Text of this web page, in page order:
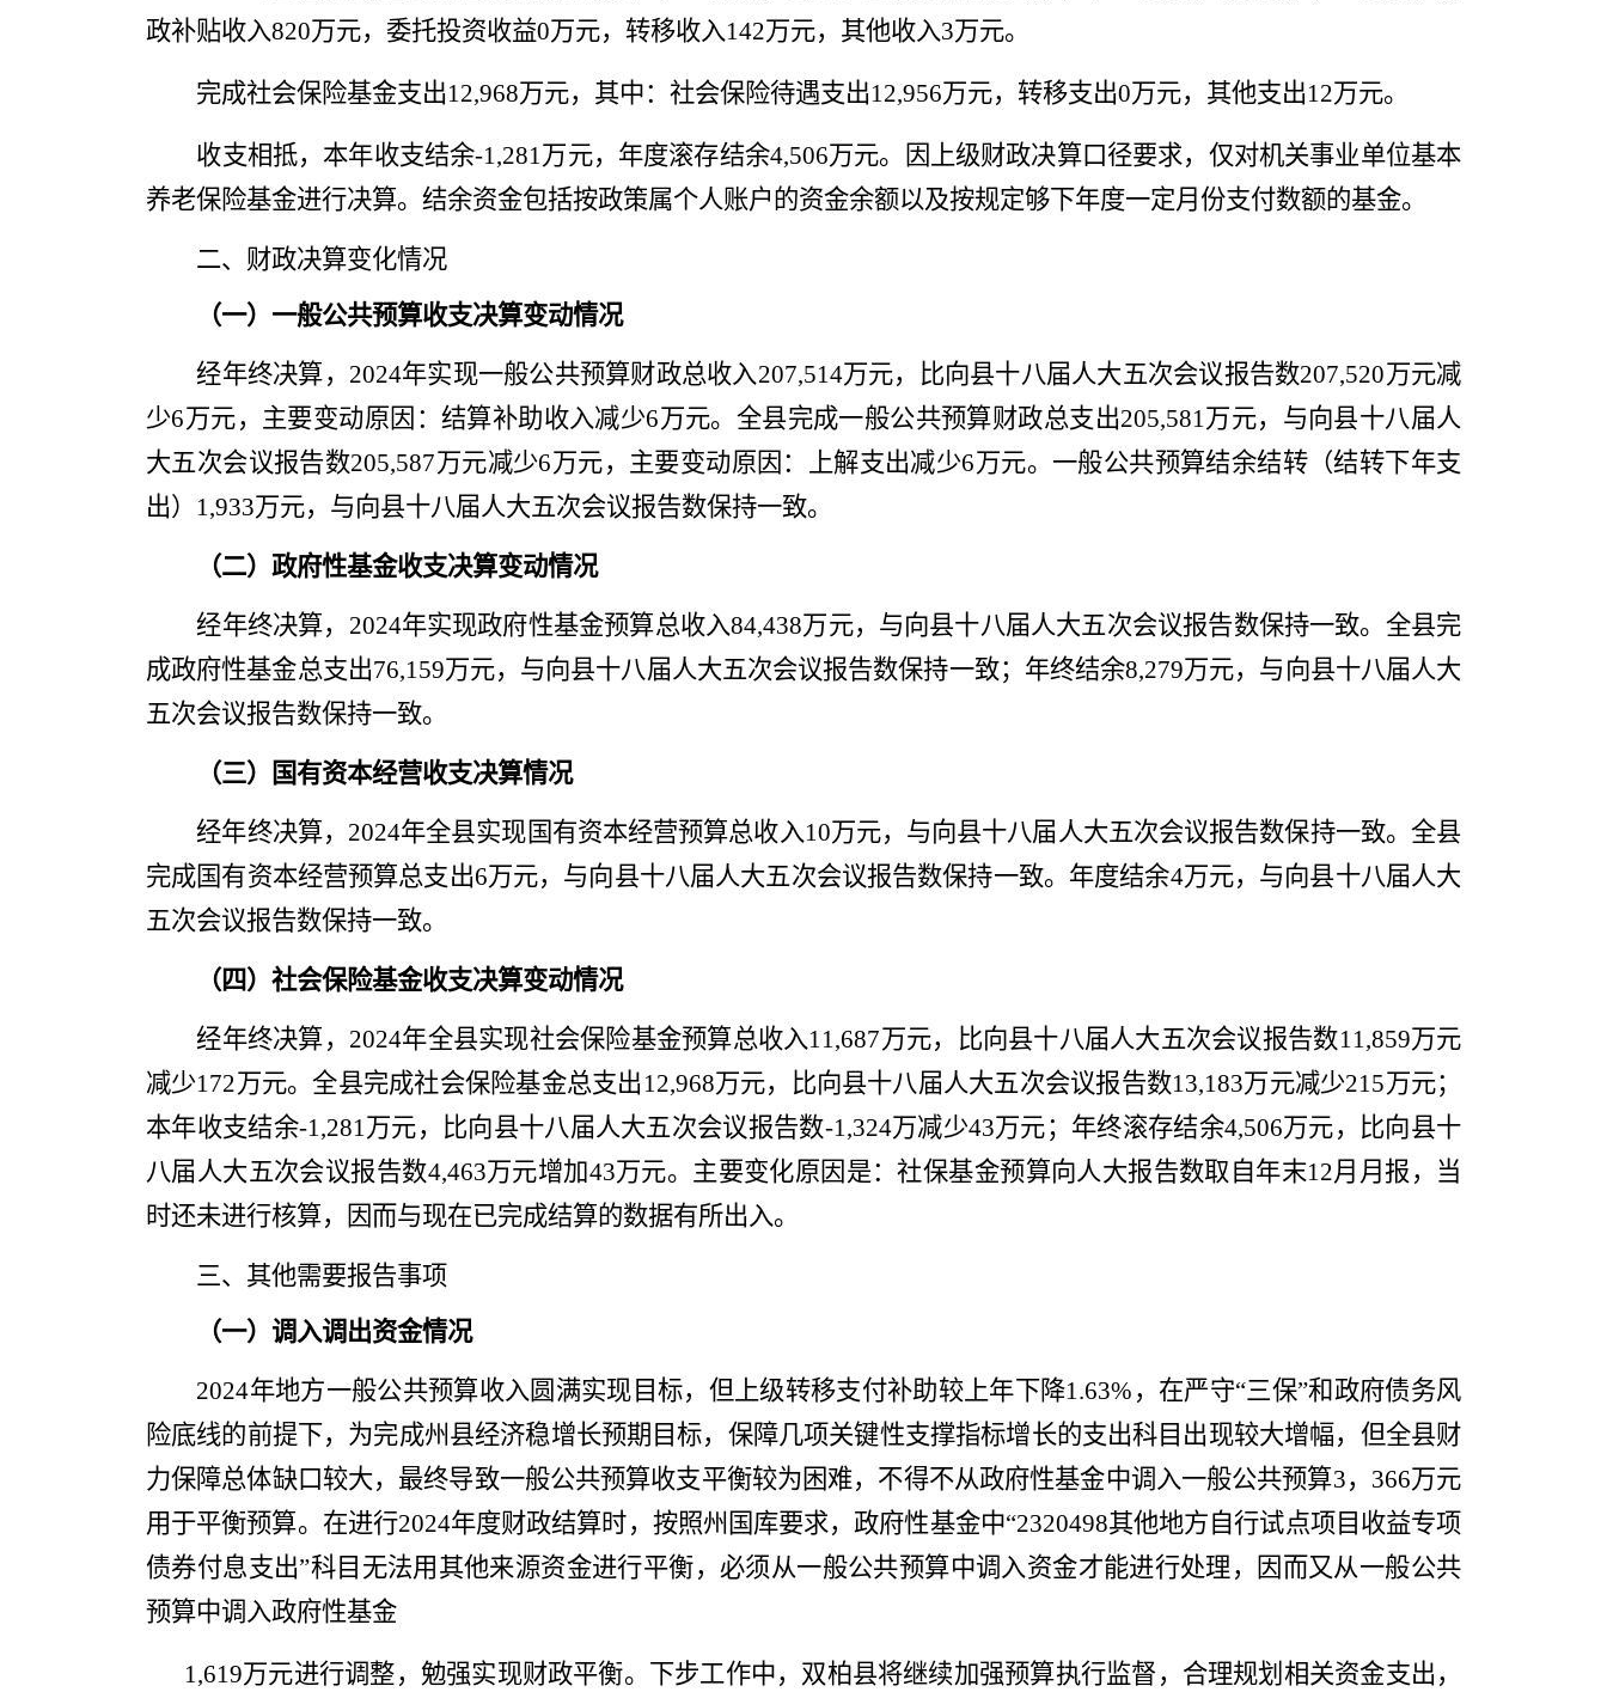
政补贴收入820万元，委托投资收益0万元，转移收入142万元，其他收入3万元。
完成社会保险基金支出12,968万元，其中：社会保险待遇支出12,956万元，转移支出0万元，其他支出12万元。
收支相抵， 本年收支结余-1,281万元，年度滚存结余4,506万元。
因上级财政决算口径要求，仅对机关事业单位基本
养老保险基金进行决算。 结余资金包括按政策属个人账户的资金余额以及按规定够下年度一定月份支付数额的基金。
二、财政决算变化情况
（一）一般公共预算收支决算变动情况
经年终决算， 2024年实现一般公共预算财政总收入207,514万元，比向县十八届人大五次会议报告数207,520万元减
少6万元，主要变动原因：结算补助收入减少6万元。全县完成一般公共预算财政总支出205,581万元， 与向县十八届人
大五次会议报告数205,587万元减少6万元， 主要变动原因： 上解支出减少6万元。一般公共预算结余结转 （结转下年支
出） 1,933万元， 与向县十八届人大五次会议报告数保持一致。
（二）政府性基金收支决算变动情况
经年终决算， 2024年实现政府性基金预算总收入84,438万元， 与向县十八届人大五次会议报告数保持一致。全县完
成政府性基金总支出76,159万元， 与向县十八届人大五次会议报告数保持一致；年终结余8,279万元， 与 向县十八届人大
五次会议报告数保持一致。
（三）国有资本经营收支决算情况
经年终决算， 2024年全县实现国有资本经营预算总收入10万元，与向县十八届人大五次会议报告数保持一致。 全县
完成国有资本经营预算总支出6万元，与向县十八届人大五次会议报告数保持一致。年度结余4万元，与向县十八届人大
五次会议报告数保持一致。
（四）社会保险基金收支决算变动情况
经年终决算， 2024年全县实现社会保险基金预算总收入11,687万元，比向县十八届人大五次会议报告数11,859万元
减少172万元。全县完成社会保险基金总支出 12,968万元，比向县十八届人大五次会议报告数13,183万元减少215万元；
本年收支结余-1,281万元，比向县十八届人大五次会议报告数-1,324万减少43万元；年终滚存结余4,506万元，比向县十
八届人大五次会议报告数4,463万元增加43万元。主要变化原因是：社保基金预算向人大报告数取自年末12月月报，当
时还未进行核算，因而与现在已完成结算的数据有所出入。
三、 其他需要报告事项
（一）调入调出资金情况
2024年地方一般公共预算收入圆满实现目标，但上级转移支付补助较上年下降1.63% ，在严守“三保”和政府债务风
险底线的前提下，为完成州县经济稳增长预期目标， 保障几项关键性支撑指标增长的支出科目出现较大增幅， 但全县财
力保障总体缺口较大， 最终导致一般公共预算收支平衡较为困难， 不得不从政府性基金中调入一般公共预算3， 366万元
用于平衡预算。在进行2024年度财政结算时，按照州国库要求，政府性基金中“2320498其他地方自行试点项目收益专项
债券付息支出”科目无法用其他来源资金进行平衡，必须从一般公共预算中调入资金才能进行处理，因而又从一般公共
预算中调入政府性基金
1,619万元进行调整，勉强实现财政平衡。下步工作中， 双柏县将继续加强预算执行监督，合理规划相关资金支出，